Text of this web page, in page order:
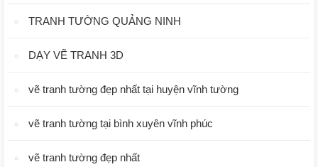
TRANH TƯỜNG QUẢNG NINH
DẠY VẼ TRANH 3D
vẽ tranh tường đẹp nhất tại huyện vĩnh tường
vẽ tranh tường tại bình xuyên vĩnh phúc
vẽ tranh tường đẹp nhất